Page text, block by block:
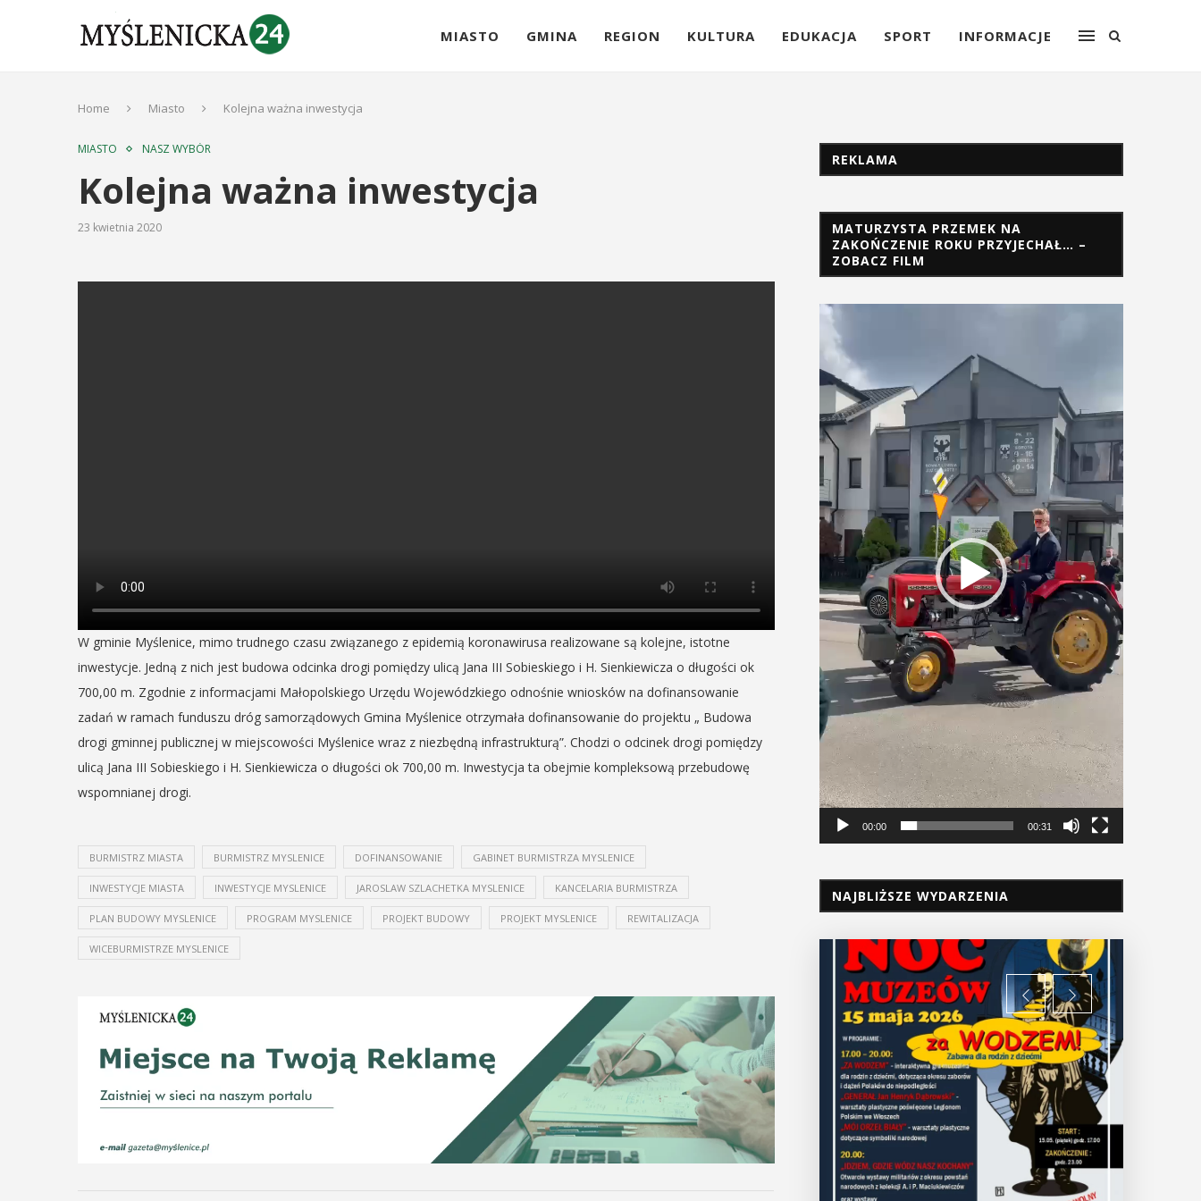
MIASTO GMINA REGION KULTURA EDUKACJA SPORT INFORMACJE
Home Miasto Kolejna ważna inwestycja
MIASTO NASZ WYBÓR
Kolejna ważna inwestycja
23 kwietnia 2020
W gminie Myślenice, mimo trudnego czasu związanego z epidemią koronawirusa realizowane są kolejne, istotne
inwestycje. Jedną z nich jest budowa odcinka drogi pomiędzy ulicą Jana III Sobieskiego i H. Sienkiewicza o długości ok
700,00 m. Zgodnie z informacjami Małopolskiego Urzędu Wojewódzkiego odnośnie wniosków na dofinansowanie
zadań w ramach funduszu dróg samorządowych Gmina Myślenice otrzymała dofinansowanie do projektu „ Budowa
drogi gminnej publicznej w miejscowości Myślenice wraz z niezbędną infrastrukturą”. Chodzi o odcinek drogi pomiędzy
ulicą Jana III Sobieskiego i H. Sienkiewicza o długości ok 700,00 m. Inwestycja ta obejmie kompleksową przebudowę
wspomnianej drogi.
BURMISTRZ MIASTA BURMISTRZ MYSLENICE DOFINANSOWANIE GABINET BURMISTRZA MYSLENICE
INWESTYCJE MIASTA INWESTYCJE MYSLENICE JAROSLAW SZLACHETKA MYSLENICE KANCELARIA BURMISTRZA
PLAN BUDOWY MYSLENICE PROGRAM MYSLENICE PROJEKT BUDOWY PROJEKT MYSLENICE REWITALIZACJA
WICEBURMISTRZE MYSLENICE
REKLAMA
MATURZYSTA PRZEMEK NA
ZAKOŃCZENIE ROKU PRZYJECHAŁ… –
ZOBACZ FILM
Odtwarzacz
video
00:00 00:31
NAJBLIŻSZE WYDARZENIA